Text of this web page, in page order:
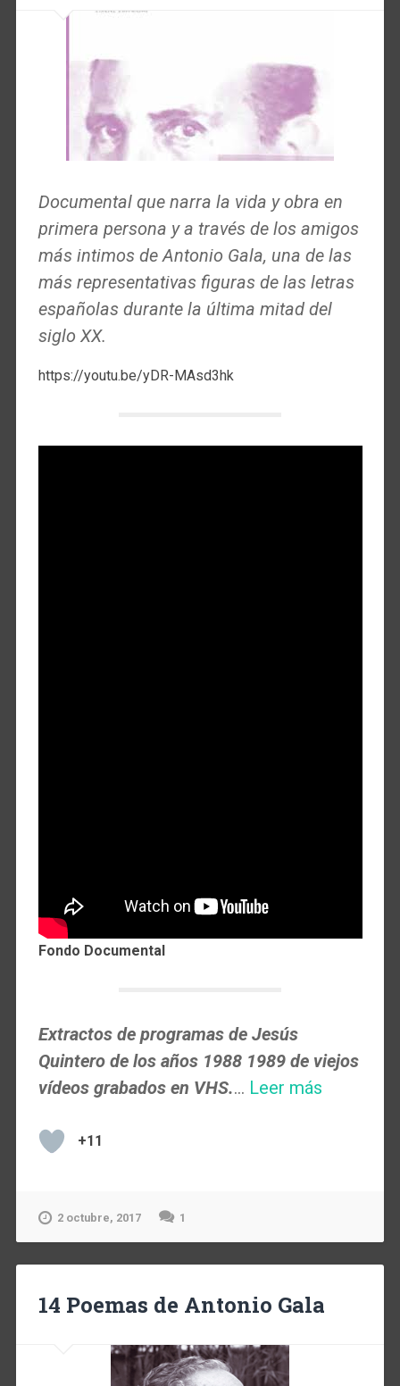
Documental que narra la vida y obra en
primera persona y a través de los amigos
más intimos de Antonio Gala, una de las
más representativas figuras de las letras
españolas durante la última mitad del
siglo XX.
https://youtu.be/yDR-MAsd3hk
Fondo Documental
Extractos de programas de Jesús
Quintero de los años 1988 1989 de viejos
vídeos grabados en VHS.… Leer más
+11
2 octubre, 2017 1
14 Poemas de Antonio Gala